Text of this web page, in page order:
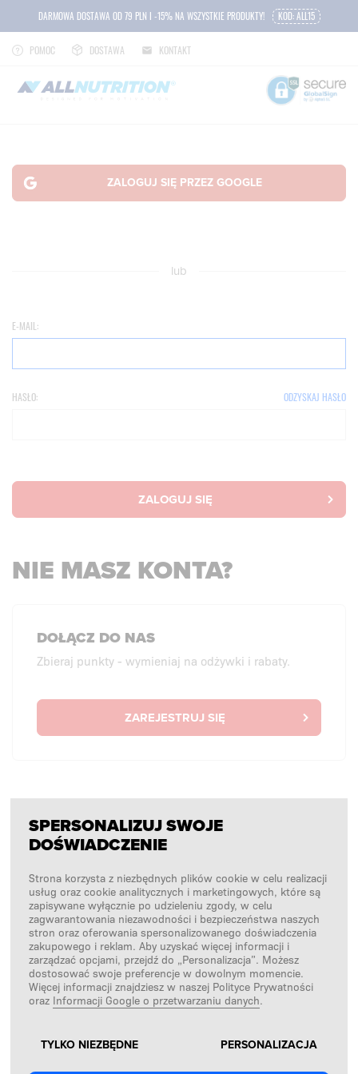
DARMOWA DOSTAWA OD 79 PLN I -15% NA WSZYSTKIE PRODUKTY! KOD: ALL15
POMOC DOSTAWA KONTAKT
lub
E-MAIL:
HASŁO: ODZYSKAJ HASŁO
ZALOGUJ SIĘ
NIE MASZ KONTA?
DOŁĄCZ DO NAS
Zbieraj punkty - wymieniaj na odżywki i rabaty.
ZAREJESTRUJ SIĘ
BEZ LOGOWANIA
logowania.
ZAKUPY BEZ LOGOWANIA
SPERSONALIZUJ SWOJE
DOŚWIADCZENIE
Strona korzysta z niezbędnych plików cookie w celu realizacji
usług oraz cookie analitycznych i marketingowych, które są
zapisywane wyłącznie po udzieleniu zgody, w celu
zagwarantowania niezawodności i bezpieczeństwa naszych
stron oraz oferowania spersonalizowanego doświadczenia
zakupowego i reklam. Aby uzyskać więcej informacji i
zarządzać opcjami, przejdź do „Personalizacja”. Możesz
dostosować swoje preferencje w dowolnym momencie.
Więcej informacji znajdziesz w naszej Polityce Prywatności
oraz Informacji Google o przetwarzaniu danych.
TYLKO NIEZBĘDNE PERSONALIZACJA